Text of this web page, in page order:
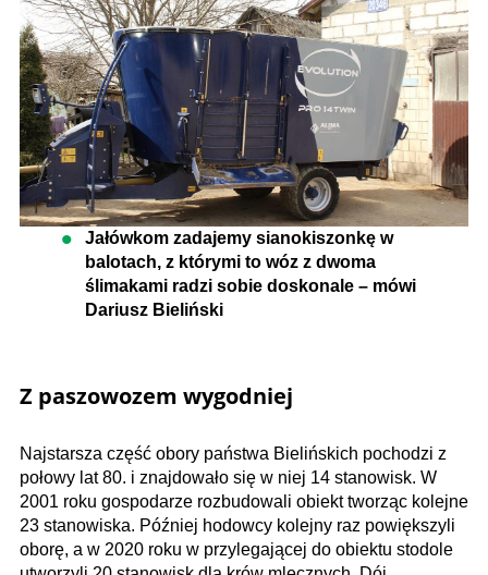
Jałówkom zadajemy sianokiszonkę w
balotach, z którymi to wóz z dwoma
ślimakami radzi sobie doskonale – mówi
Dariusz Bieliński
Z paszowozem wygodniej
Najstarsza część obory państwa Bielińskich pochodzi z
połowy lat 80. i znajdowało się w niej 14 stanowisk. W
2001 roku gospodarze rozbudowali obiekt tworząc kolejne
23 stanowiska. Później hodowcy kolejny raz powiększyli
oborę, a w 2020 roku w przylegającej do obiektu stodole